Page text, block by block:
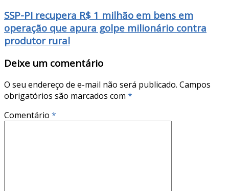
SSP-PI recupera R$ 1 milhão em bens em
operação que apura golpe milionário contra
produtor rural
Deixe um comentário
O seu endereço de e-mail não será publicado. Campos
obrigatórios são marcados com *
Comentário *